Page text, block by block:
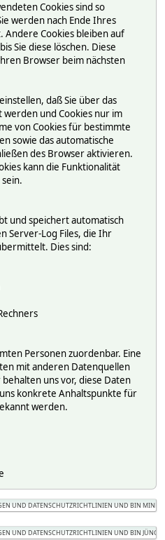
Cookies sind so
werden nach Ende Ihres
Andere Cookies bleiben auf
Sie diese löschen. Diese
Browser beim nächsten
daß Sie über das
und Cookies nur im
von Cookies für bestimmte
sowie das automatische
des Browser aktivieren.
kann die Funktionalität
und speichert automatisch
Server-Log Files, die Ihr
Dies sind:
Personen zuordenbar. Eine
mit anderen Datenquellen
uns vor, diese Daten
konkrete Anhaltspunkte für
werden.